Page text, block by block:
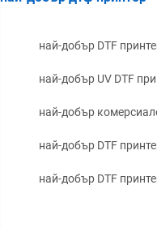
най-добър DTF
най-добър UV DTF
най-добър
най-добър DTF
най-добър DTF